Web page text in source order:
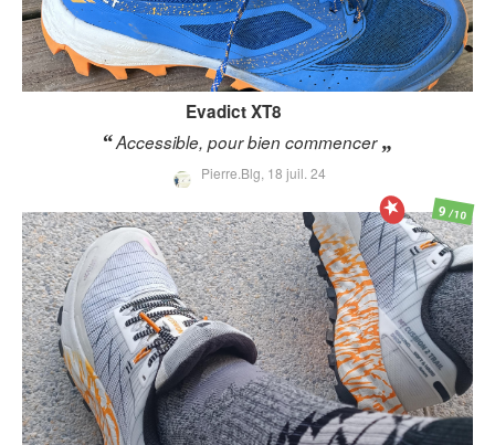
Evadict XT8
Accessible, pour bien commencer
Pierre.Blg, 18 juil. 24
9/10